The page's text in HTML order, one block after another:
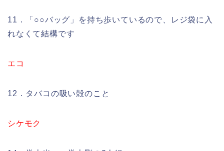
11．「○○バッグ」を持ち歩いているので、レジ袋に入
れなくて結構です
エコ
12．タバコの吸い殻のこと
シケモク